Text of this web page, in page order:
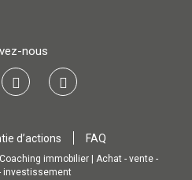
nous
d’actions FAQ
immobilier | Achat - vente -
investissement